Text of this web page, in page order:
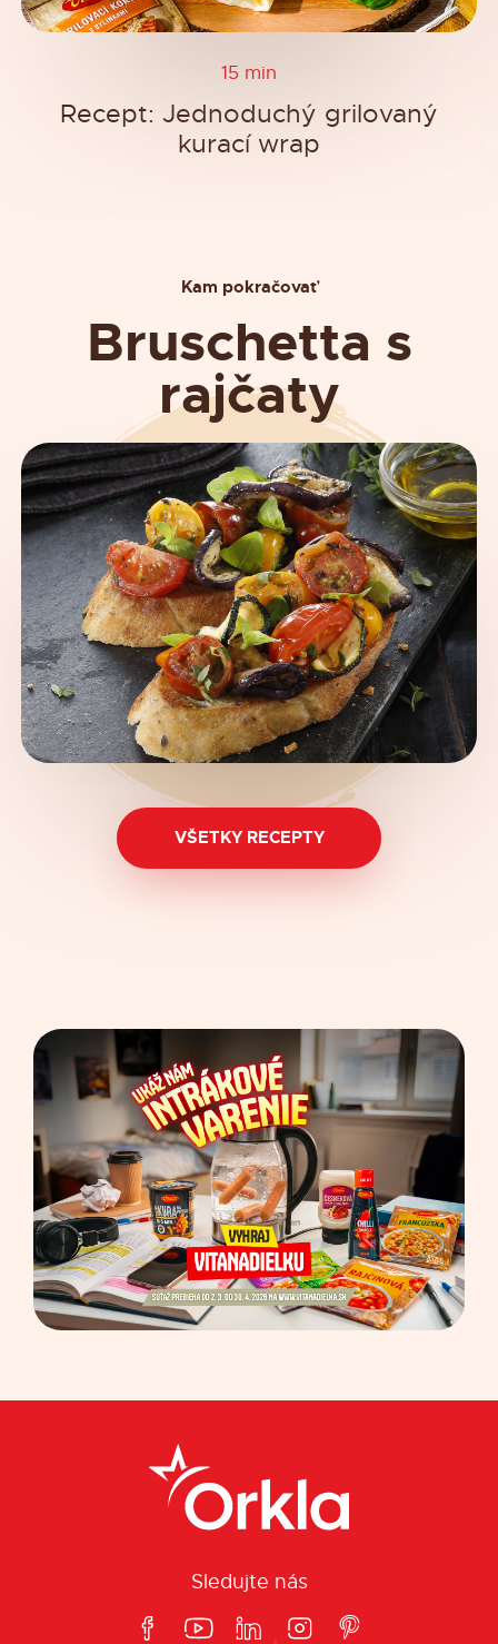
15 min
Recept: Jednoduchý grilovaný
kurací wrap
Kam pokračovať
Bruschetta s
rajčaty
VŠETKY RECEPTY
Sledujte nás